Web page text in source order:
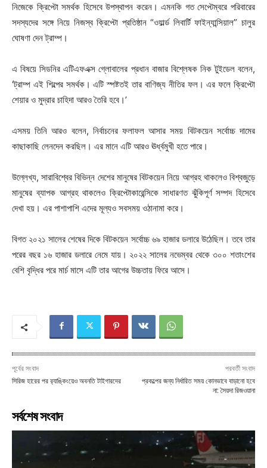
নিজেকে ক্রিপ্টো সমর্থক হিসেবে উপস্থাপন করেন। এমনকি গত সেপ্টেম্বরে পরিবারের
সদস্যদের সঙ্গে নিয়ে নিজস্ব ক্রিপ্টো প্রতিষ্ঠান “ওয়ার্ল্ড লিবার্টি ফাইন্যান্সিয়াল” চালুর
ঘোষণা দেন ট্রাম্প।
এ বিষয়ে সিডনির এটিএফএক্স গ্লোবালের প্রধান বাজার বিশ্লেষক নিক টুইডেল বলেন,
‘ট্রাম্প এই শিল্পের সমর্থক। এটি স্পষ্টতই তার বাণিজ্য নীতির ফল। এর ফলে ক্রিপ্টো
শেয়ার ও মুদ্রার চাহিদা আরও তৈরি হবে।’
এসময় তিনি আরও বলেন, নির্বাচনের ফলাফল আসার সময় বিটকয়েন সর্বোচ্চ দামের
কাছাকাছি লেনদেন করছিল। এর মানে এটি আরও ঊর্ধ্বমুখী হতে পারে।
উল্লেখ্য, সারাবিশ্বের বিভিন্ন দেশের মানুষের বিটকয়েন নিয়ে আগ্রহ থাকলেও বিশ্বজুড়ে
মানুষের ব্যাপক আগ্রহ থাকলেও ক্রিপ্টোকারেন্সিকে সাধারণত ঝুঁকিপূর্ণ সম্পদ হিসেবে
দেখা হয়। এর পাশাপাশি এদের মূল্যও সবসময় ওঠানামা করে।
বিগত ২০২১ সালের শেষের দিকে বিটকয়েন সর্বোচ্চ ৬৯ হাজার ডলারে উঠেছিল। তবে তার
পরের বছর ১৬ হাজার ডলারে নেমে যায়। ২০২২ সালের নভেম্বর থেকে ৩০০ শতাংশের
বেশি বৃদ্ধির পরে মার্চ মাসে এটি তার আগের উচ্চতায় ফিরে আসে।
পূর্বের সংবাদ
সিরিজ হারের পর র‍্যাঙ্কিংয়েও অবনতি টাইগারদের
পরবর্তী সংবাদ
প্রকল্পের জন্য নির্ধারিত সময় কোনভাবে বাড়ানো হবে
না: সৈয়দা রিজওয়ানা
সর্বশেষ সংবাদ